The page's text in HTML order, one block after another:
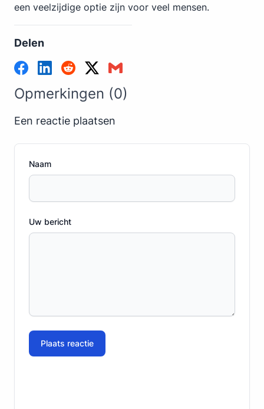
een veelzijdige optie zijn voor veel mensen.
Delen
Opmerkingen (0)
Een reactie plaatsen
Naam
Uw bericht
Plaats reactie